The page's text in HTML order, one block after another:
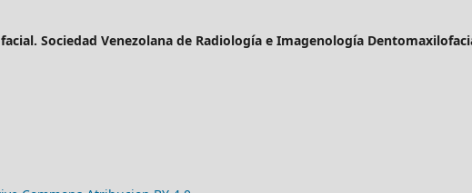
Sociedad Venezolana de Radiología e Imagenología